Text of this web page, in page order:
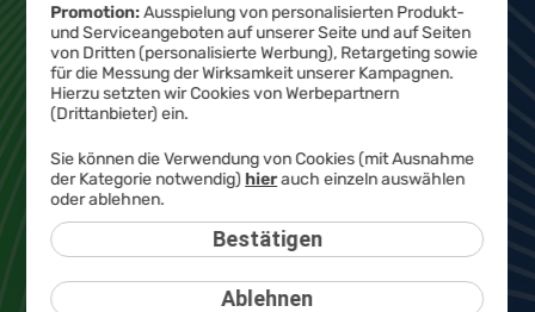
ab0,–€ mtl.
Jetzt bestellen
Promotion:Ausspielung von personalisierten Produkt-
und Serviceangeboten auf unserer Seite und auf Seiten
von Dritten (personalisierte Werbung), Retargeting sowie
für die Messung der Wirksamkeit unserer Kampagnen.
Hierzu setzten wir Cookies von Werbepartnern
(Drittanbieter) ein.
Ablehnen
Sie können die Verwendung von Cookies (mit Ausnahme
der Kategorie notwendig) hierauch einzeln auswählen
oder ablehnen.
Bestätigen